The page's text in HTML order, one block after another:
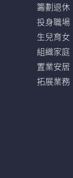
籌劃退休
投身職場
生兒育女
組織家庭
置業安居
拓展業務